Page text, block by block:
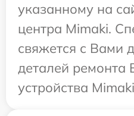
указанному на
центра Mimaki.
свяжется с Вами
деталей ремонта
устройства